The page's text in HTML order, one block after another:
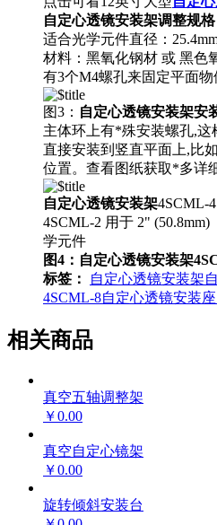
自定心透镜安装架调整规格
适合光学元件直径：
材料：黑氧化钢材 或 黑色
有3个M4螺孔来固定平面物
图3： 自定心透镜安装架安
主体环上有*殊安装螺孔,这
直接安装到竖直平面上,比
位置。查看图纸获取*多详
自定心透镜安装架4SCML-
4SCML-2 用于 2"
学元件
图4： 自定心透镜安装架
标签：
自定心透镜安装架
4SCML-8自定心透镜安装座
相关商品
真空五轴调整架
￥0.00
真空自定心镜架
￥0.00
旋转倾斜安装台